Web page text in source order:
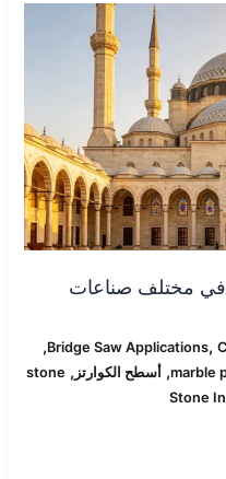
تطبيقات مناشير الجسر CNC في مختلف صناعات
Bridge Saw Applications,
,
marble
,أسطح الكوارتز ,
stone
Stone